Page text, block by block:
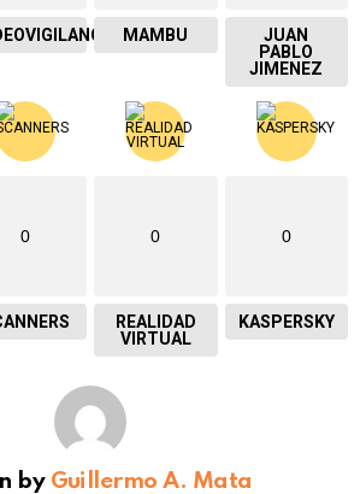
MAMBU
JUAN
PABLO
JIMENEZ
0 0
REALIDAD
VIRTUAL
0
KASPERSKY
by Guillermo A. Mata